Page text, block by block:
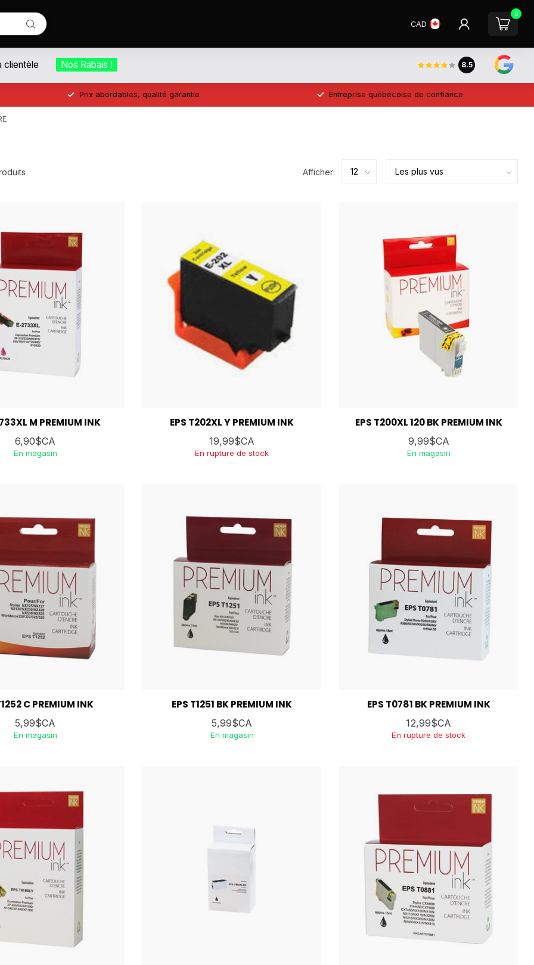
CAD
0
clientèle Nos Rabais ! 8.5
Prix abordables, qualité garantie Entreprise québécoise de confiance
Afficher:
M PREMIUM INK
6,90$CA
En magasin
EPS T202XL Y PREMIUM INK
19,99$CA
En rupture de stock
EPS T200XL 120 BK PREMIUM INK
9,99$CA
En magasin
C PREMIUM INK
5,99$CA
En magasin
EPS T1251 BK PREMIUM INK
5,99$CA
En magasin
EPS T0781 BK PREMIUM INK
12,99$CA
En rupture de stock